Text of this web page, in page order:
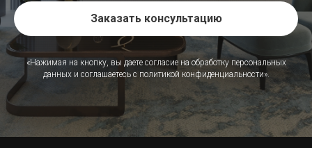
Заказать консультацию
«Нажимая на кнопку, вы даете согласие на обработку персональных
данных и соглашаетесь c политикой конфиденциальности».